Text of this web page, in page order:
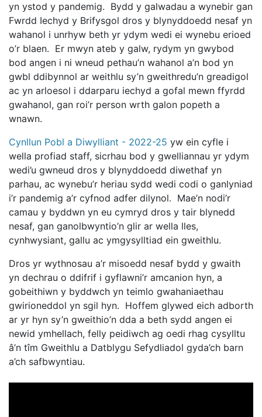
yn ystod y pandemig. Bydd y galwadau a wynebir gan
Fwrdd Iechyd y Brifysgol dros y blynyddoedd nesaf yn
wahanol i unrhyw beth yr ydym wedi ei wynebu erioed
o’r blaen. Er mwyn ateb y galw, rydym yn gwybod
bod angen i ni wneud pethau’n wahanol a’n bod yn
gwbl ddibynnol ar weithlu sy’n gweithredu’n greadigol
ac yn arloesol i ddarparu iechyd a gofal mewn ffyrdd
gwahanol, gan roi’r person wrth galon popeth a
wnawn.
Cynllun Pobl a Diwylliant - 2022-25 yw ein cyfle i
wella profiad staff, sicrhau bod y gwelliannau yr ydym
wedi’u gwneud dros y blynyddoedd diwethaf yn
parhau, ac wynebu’r heriau sydd wedi codi o ganlyniad
i’r pandemig a’r cyfnod adfer dilynol. Mae’n nodi’r
camau y byddwn yn eu cymryd dros y tair blynedd
nesaf, gan ganolbwyntio’n glir ar wella lles,
cynhwysiant, gallu ac ymgysylltiad ein gweithlu.
Dros yr wythnosau a’r misoedd nesaf bydd y gwaith
yn dechrau o ddifrif i gyflawni’r amcanion hyn, a
gobeithiwn y byddwch yn teimlo gwahaniaethau
gwirioneddol yn sgil hyn. Hoffem glywed eich adborth
ar yr hyn sy’n gweithio’n dda a beth sydd angen ei
newid ymhellach, felly peidiwch ag oedi rhag cysylltu
â’n tîm Gweithlu a Datblygu Sefydliadol gyda’ch barn
a’ch safbwyntiau.